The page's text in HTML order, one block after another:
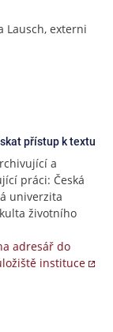
Lausch, externi
přístup k textu
a
práci: Česká
univerzita
životního
adresář do
instituce